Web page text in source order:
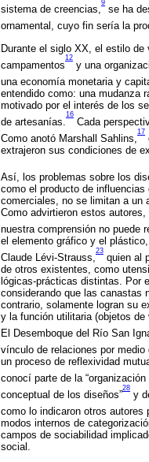
sistema de creencias,
9
se ha
ornamental, cuyo fin sería la
Durante el siglo XX, el estilo
campamentos
12
y una
una economía monetaria y
entendido como: una mudanza
motivado por el interés de los
de artesanías.
16
Cada
Como anotó Marshall Sahlins,
17
extrajeron sus condiciones de
Así, los problemas sobre los
como el producto de
comerciales, no se limitan a un
Como advirtieron estos
nuestra comprensión no puede
el elemento gráfico y el
Claude Lévi-Strauss,
23
quien al
de otros existentes, como
lógicas-prácticas distintas. Por
considerando que las canastas
contrario, solamente logran su
y la función utilitaria (objetos
El Desemboque del Río San
vínculo de relaciones por
un proceso de reflexividad
conocí parte de la
conceptual de los diseños”
28
y
como lo indicaron otros
modos internos de
campos de sociabilidad
social.